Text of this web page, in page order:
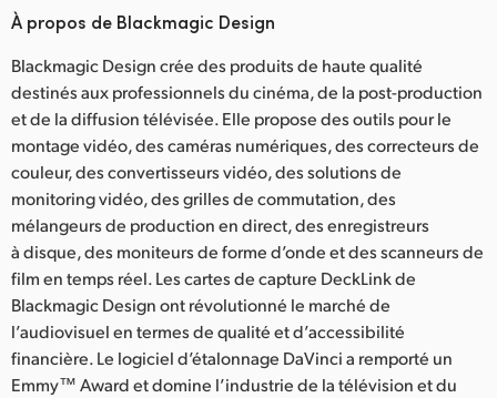
À propos de Blackmagic Design
Blackmagic Design crée des produits de haute qualité
destinés aux professionnels du cinéma, de la post-production
et de la diffusion télévisée. Elle propose des outils pour le
montage vidéo, des caméras numériques, des correcteurs de
couleur, des convertisseurs vidéo, des solutions de
monitoring vidéo, des grilles de commutation, des
mélangeurs de production en direct, des enregistreurs
à disque, des moniteurs de forme d’onde et des scanneurs de
film en temps réel. Les cartes de capture DeckLink de
Blackmagic Design ont révolutionné le marché de
l’audiovisuel en termes de qualité et d’accessibilité
financière. Le logiciel d’étalonnage DaVinci a remporté un
Emmy™ Award et domine l’industrie de la télévision et du